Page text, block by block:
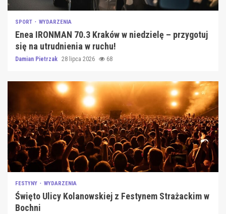
SPORT WYDARZENIA
Enea IRONMAN 70.3 Kraków w niedzielę – przygotuj
się na utrudnienia w ruchu!
Damian Pietrzak 28 lipca 2026 68
FESTYNY WYDARZENIA
Święto Ulicy Kolanowskiej z Festynem Strażackim w
Bochni